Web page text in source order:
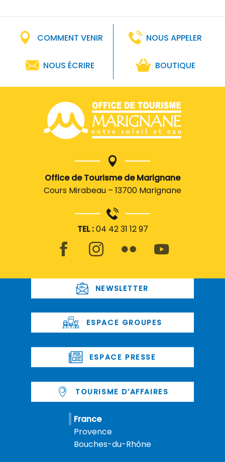
COMMENT VENIR NOUS APPELER
NOUS ÉCRIRE BOUTIQUE
Office de Tourisme de Marignane
Cours Mirabeau – 13700 Marignane
TEL :04 42 31 12 97
NEWSLETTER
ESPACE GROUPES
ESPACE PRESSE
TOURISME D’AFFAIRES
France
Provence
Bouches-du-Rhône